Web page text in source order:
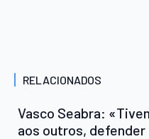
RELACIONADOS
Vasco Seabra:
aos outros, defender